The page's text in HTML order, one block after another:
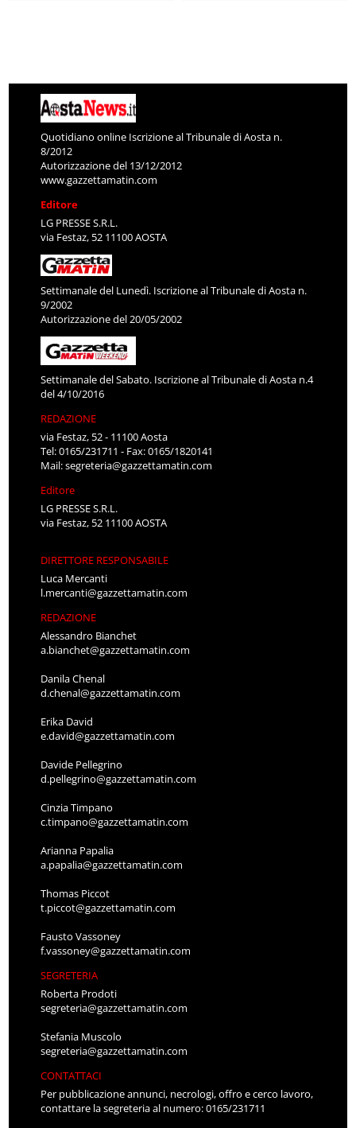
Quotidiano online Iscrizione al Tribunale di Aosta n.
8/2012
Autorizzazione del 13/12/2012
www.gazzettamatin.com
Editore
LG PRESSE S.R.L.
via Festaz, 52 11100 AOSTA
Settimanale del Lunedì. Iscrizione al Tribunale di Aosta n.
9/2002
Autorizzazione del 20/05/2002
Settimanale del Sabato. Iscrizione al Tribunale di Aosta n.4
del 4/10/2016
REDAZIONE
via Festaz, 52 - 11100 Aosta
Tel: 0165/231711 - Fax: 0165/1820141
Mail:segreteria@gazzettamatin.com
Editore
LG PRESSE S.R.L.
via Festaz, 52 11100 AOSTA
DIRETTORE RESPONSABILE
Luca Mercanti
l.mercanti@gazzettamatin.com
REDAZIONE
Alessandro Bianchet
a.bianchet@gazzettamatin.com
Danila Chenal
d.chenal@gazzettamatin.com
Erika David
e.david@gazzettamatin.com
Davide Pellegrino
d.pellegrino@gazzettamatin.com
Cinzia Timpano
c.timpano@gazzettamatin.com
Arianna Papalia
a.papalia@gazzettamatin.com
Thomas Piccot
t.piccot@gazzettamatin.com
Fausto Vassoney
f.vassoney@gazzettamatin.com
SEGRETERIA
Roberta Prodoti
segreteria@gazzettamatin.com
Stefania Muscolo
segreteria@gazzettamatin.com
CONTATTACI
Per pubblicazione annunci, necrologi, offro e cerco lavoro,
contattare la segreteria al numero: 0165/231711